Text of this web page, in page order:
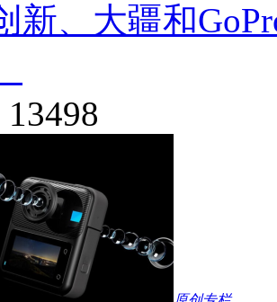
新、大疆和
13498